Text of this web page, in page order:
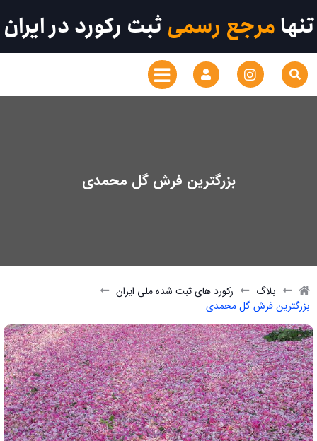
تنهامرجع رسمیثبت رکورد در ایران
بزرگترین فرش گل محمدی
بلاگ
رکورد های ثبت شده ملی ایران
بزرگترین فرش گل محمدی